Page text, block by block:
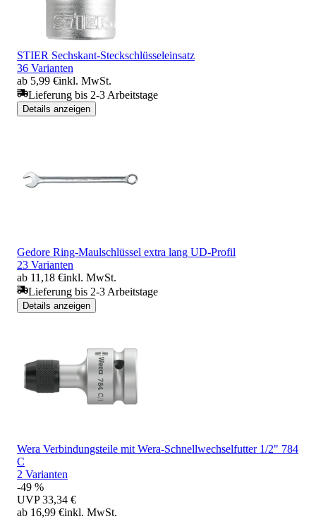
STIER Sechskant-Steckschlüsseleinsatz
36 Varianten
ab 5,99 €inkl. MwSt.
Lieferung bis 2-3 Arbeitstage
Details anzeigen
Gedore Ring-Maulschlüssel extra lang UD-Profil
23 Varianten
ab 11,18 €inkl. MwSt.
Lieferung bis 2-3 Arbeitstage
Details anzeigen
Wera Verbindungsteile mit Wera-Schnellwechselfutter 1/2" 784
C
2 Varianten
-49 %
UVP 33,34 €
ab 16,99 €inkl. MwSt.